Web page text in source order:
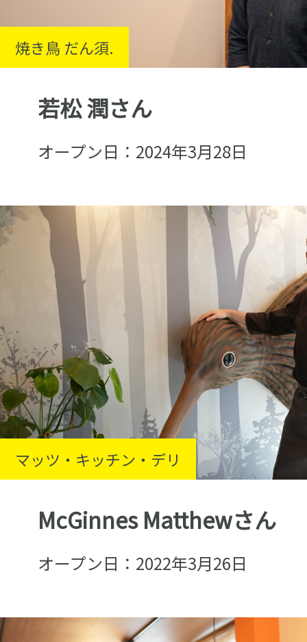
焼き鳥 だん須.
若松 潤さん
オープン日：2024年3月28日
マッツ・キッチン・デリ
McGinnes Matthewさん
オープン日：2022年3月26日